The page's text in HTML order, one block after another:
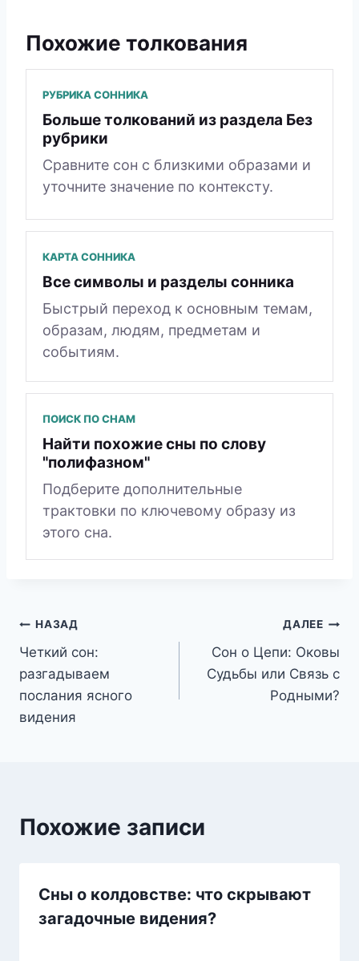
Похожие толкования
РУБРИКА СОННИКА
Больше толкований из раздела Без
рубрики
Сравните сон с близкими образами и
уточните значение по контексту.
КАРТА СОННИКА
Все символы и разделы сонника
Быстрый переход к основным темам,
образам, людям, предметам и
событиям.
ПОИСК ПО СНАМ
Найти похожие сны по слову
"полифазном"
Подберите дополнительные
трактовки по ключевому образу из
этого сна.
Навигация
по
записям
НАЗАД
Четкий сон:
разгадываем
послания ясного
видения
ДАЛЕЕ
Сон о Цепи: Оковы
Судьбы или Связь с
Родными?
Похожие записи
Сны о колдовстве: что скрывают
загадочные видения?